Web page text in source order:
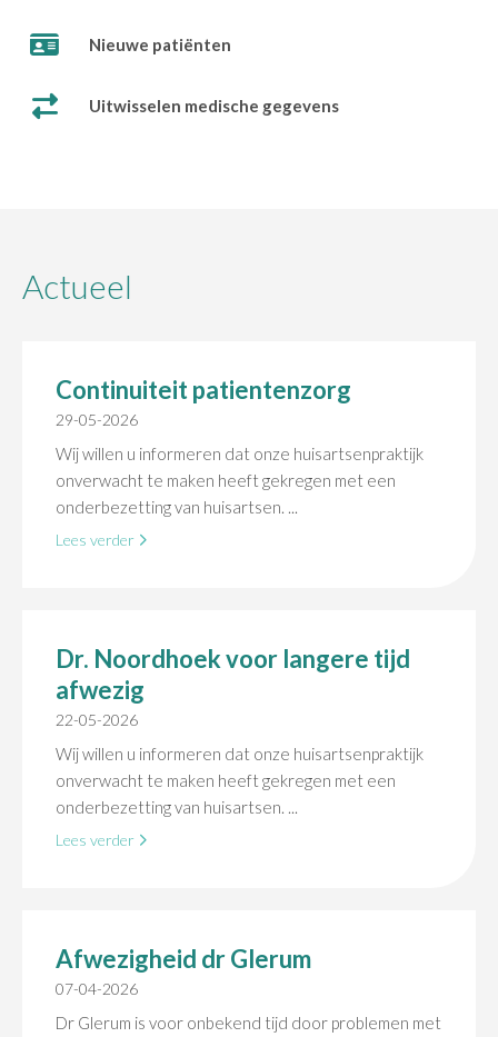
Nieuwe patiënten
Uitwisselen medische gegevens
Actueel
Continuiteit patientenzorg
29-05-2026
Wij willen u informeren dat onze huisartsenpraktijk
onverwacht te maken heeft gekregen met een
onderbezetting van huisartsen. ...
Lees verder
Dr. Noordhoek voor langere tijd
afwezig
22-05-2026
Wij willen u informeren dat onze huisartsenpraktijk
onverwacht te maken heeft gekregen met een
onderbezetting van huisartsen. ...
Lees verder
Afwezigheid dr Glerum
07-04-2026
Dr Glerum is voor onbekend tijd door problemen met